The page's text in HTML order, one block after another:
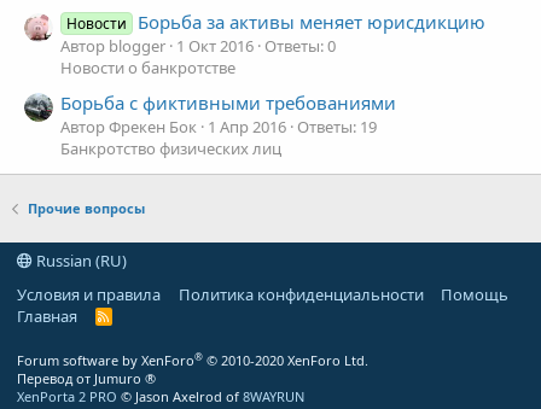
Новости Борьба за активы меняет юрисдикцию
Автор blogger 1 Окт 2016 Ответы: 0
Новости о банкротстве
Борьба с фиктивными требованиями
Автор Фрекен Бок 1 Апр 2016 Ответы: 19
Банкротство физических лиц
Прочие вопросы
Russian (RU)
Условия и правила
Политика конфиденциальности
Помощь
Главная
R
Forum software by XenForo® © 2010-2020 XenForo Ltd.
Перевод от Jumuro ®
XenPorta 2 PRO © Jason Axelrod of 8WAYRUN